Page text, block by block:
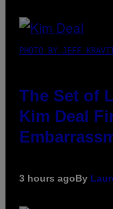
PHOTO BY JEFF
The Set of
Kim Deal
3 hours agoBy